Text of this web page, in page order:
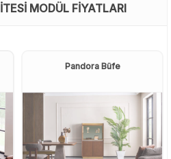
MODÜL FIYATLARI
Pandora Büfe